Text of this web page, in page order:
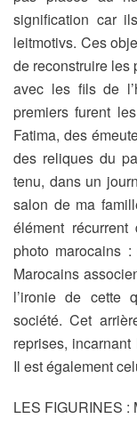
signification car
leitmotivs. Ces
de reconstruire les
avec les fils de
premiers furent
Fatima, des
des reliques du
tenu, dans un
salon de ma
élément
photo marocains
Marocains
l’ironie de cette
société. Cet
reprises,
Il est également
LES FIGURINES :